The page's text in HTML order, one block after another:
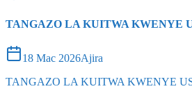
TANGAZO LA KUITWA KWENYE
18 Mac 2026Ajira
TANGAZO LA KUITWA KWENYE